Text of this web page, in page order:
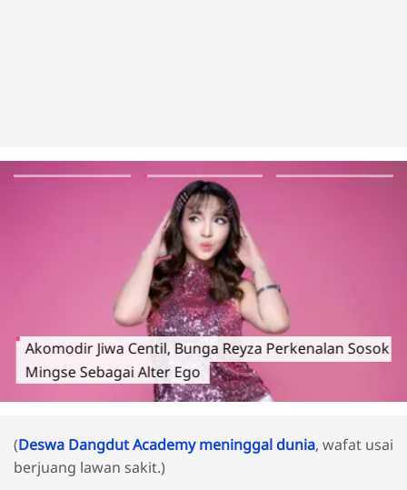
Akomodir Jiwa Centil, Bunga Reyza Perkenalan Sosok
Mingse Sebagai Alter Ego
(Deswa Dangdut Academy meninggal dunia, wafat usai
berjuang lawan sakit.)